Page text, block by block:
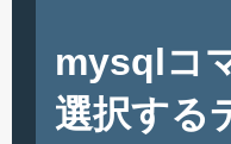
mysqlコ
選択する